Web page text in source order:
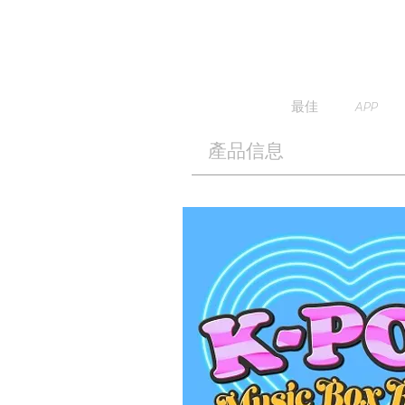
最佳 APP
產品信息